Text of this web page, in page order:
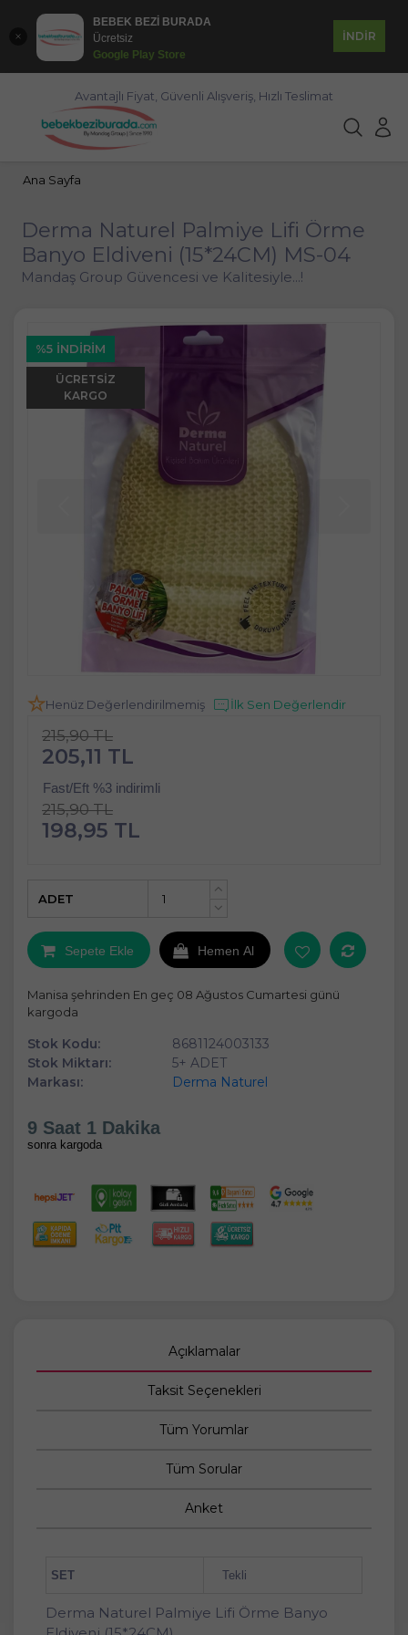
BEBEK BEZİ BURADA
Ücretsiz
Google Play Store
İNDİR
Avantajlı Fiyat, Güvenli Alışveriş, Hızlı Teslimat
Ana Sayfa
Derma Naturel Palmiye Lifi Örme
Banyo Eldiveni (15*24CM) MS-04
Mandaş Group Güvencesi ve Kalitesiyle...!
%5 İNDIRIM
ÜCRETSIZ
KARGO
Henüz Değerlendirilmemiş İlk Sen Değerlendir
215,90 TL
205,11 TL
Fast/Eft %3 indirimli
215,90 TL
198,95 TL
+
ADET
Sepete Ekle Hemen Al
Manisa şehrinden En geç 08 Ağustos Cumartesi günü
kargoda
Stok Kodu:
8681124003133
Stok Miktarı:
5+ ADET
Markası:
Derma Naturel
9 Saat 1 Dakika
sonra kargoda
Açıklamalar
Taksit Seçenekleri
Tüm Yorumlar
Tüm Sorular
Anket
SET Tekli
Derma Naturel Palmiye Lifi Örme Banyo